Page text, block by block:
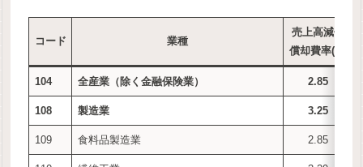
コード 業種
売上高減価
償却費率(%)
104 全産業（除く金融保険業） 2.85
108 製造業 3.25
109 食料品製造業 2.85